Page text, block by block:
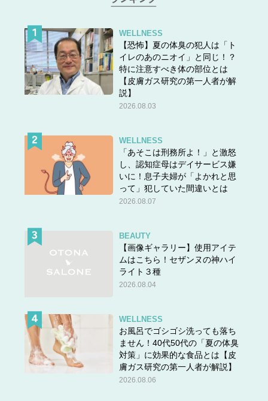
WELLNESS
【恐怖】夏の体臭の犯人は「ト
イレのあのニオイ」と同じ！？
特に注意すべき体の部位とは
【皮膚ガス研究の第一人者が解
説】
2026.08.03
WELLNESS
「あそこは刑務所よ！」と激怒
し、認知症母はデイサービス嫌
いに！息子夫婦が「よかれと思
って」犯していた間違いとは
2026.08.07
BEAUTY
【画像ギャラリー】使用アイテ
ムはこちら！セザンヌの神ハイ
ライト３種
2026.08.04
WELLNESS
お風呂でゴシゴシ洗っても落ち
ません！40代50代の「夏の体臭
対策」に効果的な食品とは【皮
膚ガス研究の第一人者が解説】
2026.08.06